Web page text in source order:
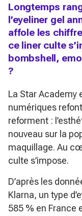
Longtemps
l’eyeliner gel
affole les
ce liner culte
bombshell,
?
La Star Academy
numériques
reforment :
nouveau sur la
maquillage. Au
culte s’impose.
D’après les
Klarna, un type
585 % en France